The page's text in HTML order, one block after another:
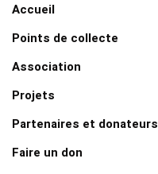
Accueil
Points de collecte
Association
Projets
Partenaires et donateurs
Faire un don